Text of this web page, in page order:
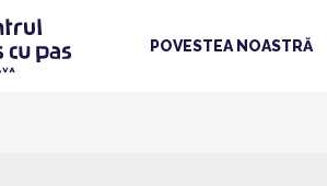
POVESTEA NOASTRĂ